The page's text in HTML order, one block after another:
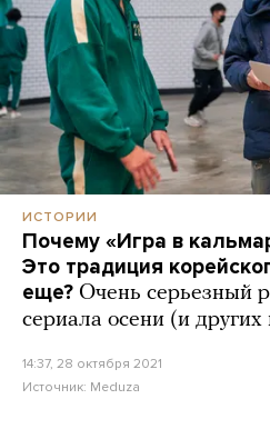
ИСТОРИИ
Почему «Игра в
Это традиция
еще? Очень серьезный
сериала осени (и других
14:37, 28 октября 2021
Источник: Meduza